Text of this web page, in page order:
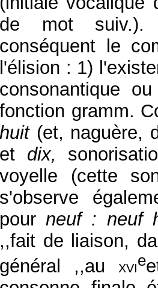
de mot suiv.).
conséquent le
l'élision : 1)
consonantique
fonction gramm.
huit(et, naguère,
et dix,
voyelle (cette
s'observe
pourneuf : neuf
,,fait de liaison,
général ,,au xvie